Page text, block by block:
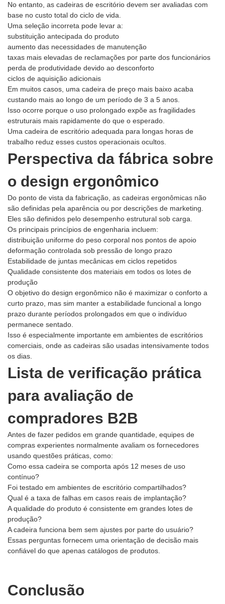
No entanto, as cadeiras de escritório devem ser avaliadas com
base no custo total do ciclo de vida.
Uma seleção incorreta pode levar a:
substituição antecipada do produto
aumento das necessidades de manutenção
taxas mais elevadas de reclamações por parte dos funcionários
perda de produtividade devido ao desconforto
ciclos de aquisição adicionais
Em muitos casos, uma cadeira de preço mais baixo acaba
custando mais ao longo de um período de 3 a 5 anos.
Isso ocorre porque o uso prolongado expõe as fragilidades
estruturais mais rapidamente do que o esperado.
Uma cadeira de escritório adequada para longas horas de
trabalho reduz esses custos operacionais ocultos.
Perspectiva da fábrica sobre
o design ergonômico
Do ponto de vista da fabricação, as cadeiras ergonômicas não
são definidas pela aparência ou por descrições de marketing.
Eles são definidos pelo desempenho estrutural sob carga.
Os principais princípios de engenharia incluem:
distribuição uniforme do peso corporal nos pontos de apoio
deformação controlada sob pressão de longo prazo
Estabilidade de juntas mecânicas em ciclos repetidos
Qualidade consistente dos materiais em todos os lotes de
produção
O objetivo do design ergonômico não é maximizar o conforto a
curto prazo, mas sim manter a estabilidade funcional a longo
prazo durante períodos prolongados em que o indivíduo
permanece sentado.
Isso é especialmente importante em ambientes de escritórios
comerciais, onde as cadeiras são usadas intensivamente todos
os dias.
Lista de verificação prática
para avaliação de
compradores B2B
Antes de fazer pedidos em grande quantidade, equipes de
compras experientes normalmente avaliam os fornecedores
usando questões práticas, como:
Como essa cadeira se comporta após 12 meses de uso
contínuo?
Foi testado em ambientes de escritório compartilhados?
Qual é a taxa de falhas em casos reais de implantação?
A qualidade do produto é consistente em grandes lotes de
produção?
A cadeira funciona bem sem ajustes por parte do usuário?
Essas perguntas fornecem uma orientação de decisão mais
confiável do que apenas catálogos de produtos.
Conclusão